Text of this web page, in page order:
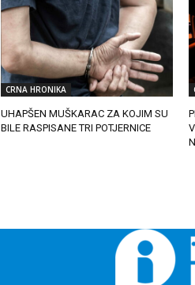
CRNA HRONIKA
UHAPŠEN MUŠKARAC ZA KOJIM SU
BILE RASPISANE TRI POTJERNICE